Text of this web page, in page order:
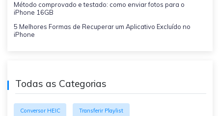
Método comprovado e testado: como enviar fotos para o
iPhone 16GB
5 Melhores Formas de Recuperar um Aplicativo Excluído no
iPhone
Todas as Categorias
Conversor HEIC Transferir Playlist